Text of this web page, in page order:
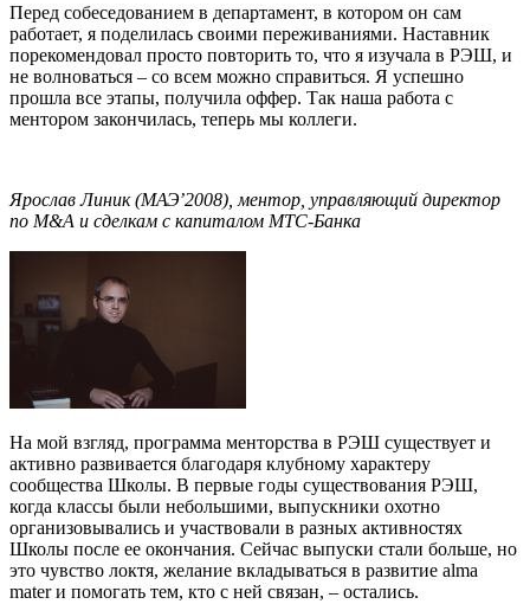
Перед собеседованием в департамент, в котором он сам
работает, я поделилась своими переживаниями. Наставник
порекомендовал просто повторить то, что я изучала в РЭШ, и
не волноваться – со всем можно справиться. Я успешно
прошла все этапы, получила оффер. Так наша работа с
ментором закончилась, теперь мы коллеги.
Ярослав Линик (МАЭ’2008), ментор, управляющий директор
по M&A и сделкам с капиталом МТС-Банка
На мой взгляд, программа менторства в РЭШ существует и
активно развивается благодаря клубному характеру
сообщества Школы. В первые годы существования РЭШ,
когда классы были небольшими, выпускники охотно
организовывались и участвовали в разных активностях
Школы после ее окончания. Сейчас выпуски стали больше, но
это чувство локтя, желание вкладываться в развитие alma
mater и помогать тем, кто с ней связан, – остались.